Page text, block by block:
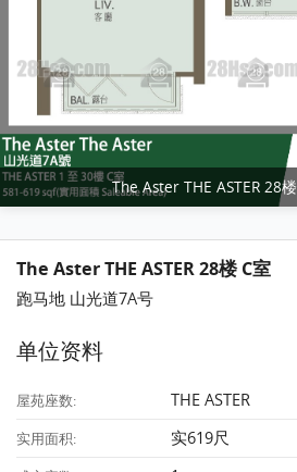
The Aster THE ASTER 28
The Aster THE ASTER 28楼 C室
跑马地 山光道7A号
单位资料
屋苑座数: THE ASTER
实用面积: 实619尺